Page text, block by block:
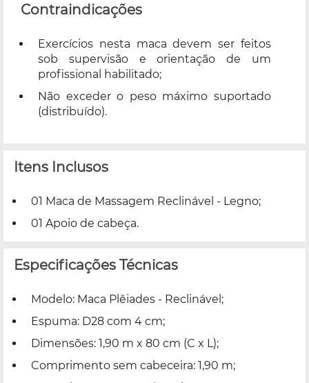
Contraindicações
Exercícios nesta maca devem ser feitos
sob supervisão e orientação de um
profissional habilitado;
Não exceder o peso máximo suportado
(distribuído).
Itens Inclusos
01 Maca de Massagem Reclinável - Legno;
01 Apoio de cabeça.
Especificações Técnicas
Modelo: Maca Plêiades - Reclinável;
Espuma: D28 com 4 cm;
Dimensões: 1,90 m x 80 cm (C x L);
Comprimento sem cabeceira: 1,90 m;